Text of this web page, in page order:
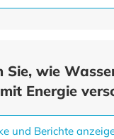
Sie, wie
Energie
und Berichte